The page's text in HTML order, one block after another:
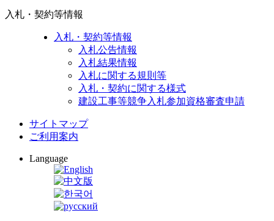
入札・契約等情報
入札・契約等情報
入札公告情報
入札結果情報
入札に関する規則等
入札・契約に関する様式
建設工事等競争入札参加資格審査申請
サイトマップ
ご利用案内
Language